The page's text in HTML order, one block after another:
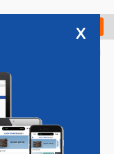
Check in
x